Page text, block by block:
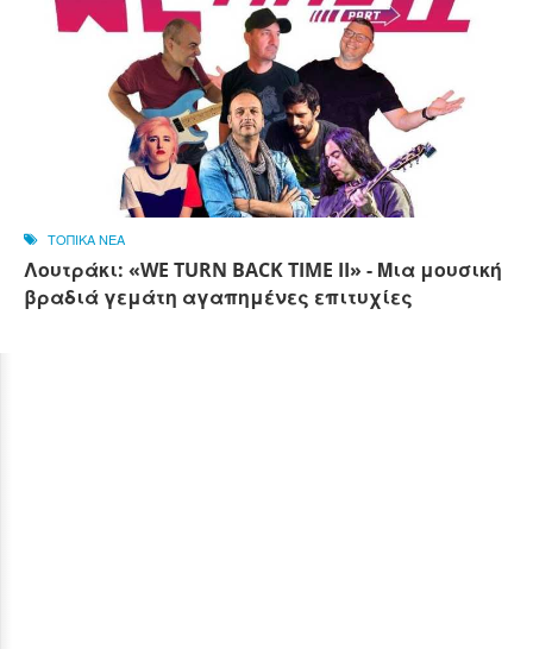
ΤΟΠΙΚΑ ΝΕΑ
Λουτράκι: «WE TURN BACK TIME II» - Μια μουσική
βραδιά γεμάτη αγαπημένες επιτυχίες